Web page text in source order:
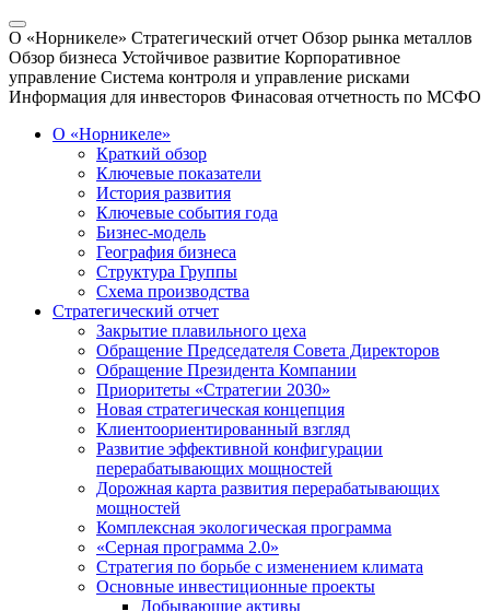
О «Норникеле» Стратегический отчет Обзор рынка металлов
Обзор бизнеса Устойчивое развитие Корпоративное
управление Система контроля и управление рисками
Информация для инвесторов Финасовая отчетность по МСФО
О «Норникеле»
Краткий обзор
Ключевые показатели
История развития
Ключевые события года
Бизнес-модель
География бизнеса
Структура Группы
Схема производства
Стратегический отчет
Закрытие плавильного цеха
Обращение Председателя Совета Директоров
Обращение Президента Компании
Приоритеты «Стратегии 2030»
Новая стратегическая концепция
Клиентоориентированный взгляд
Развитие эффективной конфигурации
перерабатывающих мощностей
Дорожная карта развития перерабатывающих
мощностей
Комплексная экологическая программа
«Серная программа 2.0»
Стратегия по борьбе с изменением климата
Основные инвестиционные проекты
Добывающие активы